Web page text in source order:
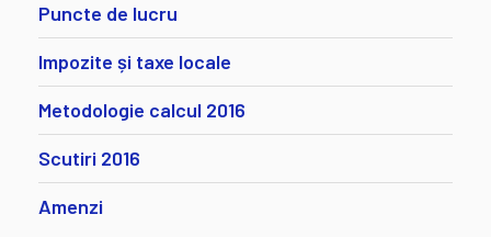
Puncte de lucru
Impozite și taxe locale
Metodologie calcul 2016
Scutiri 2016
Amenzi